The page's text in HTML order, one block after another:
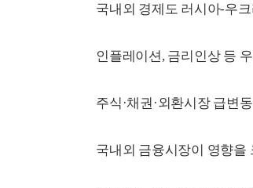
국내외 경제도 러시아-우
인플레이션, 금리인상 등
주식·채권·외환시장 급변
국내외 금융시장이 영향을